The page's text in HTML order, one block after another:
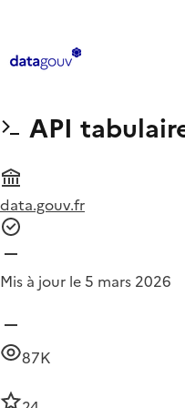
API
data.gouv.fr
Mis à jour le 5 mars 2026
87K